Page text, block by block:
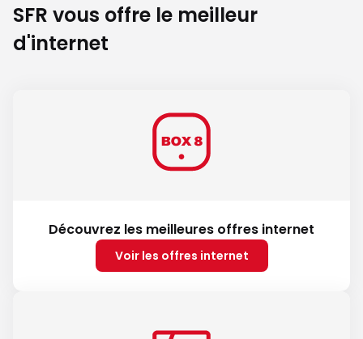
SFR vous offre le meilleur
d'internet
Découvrez les meilleures offres internet
Voir les offres internet